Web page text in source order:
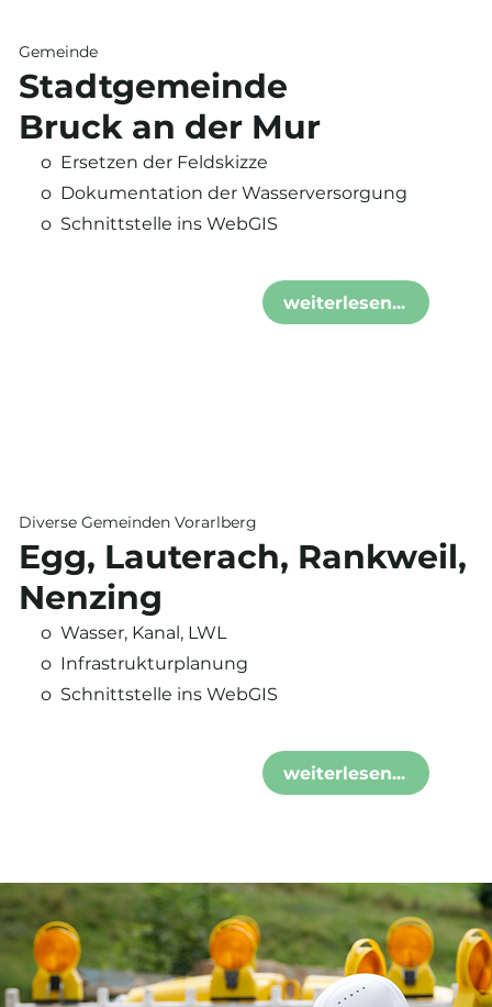
Gemeinde
Stadtgemeinde
Bruck an der Mur
o Ersetzen der Feldskizze
o Dokumentation der Wasserversorgung
o Schnittstelle ins WebGIS
weiterlesen...
Diverse Gemeinden Vorarlberg
Egg, Lauterach, Rankweil,
Nenzing
o Wasser, Kanal, LWL
o Infrastrukturplanung
o Schnittstelle ins WebGIS
weiterlesen...